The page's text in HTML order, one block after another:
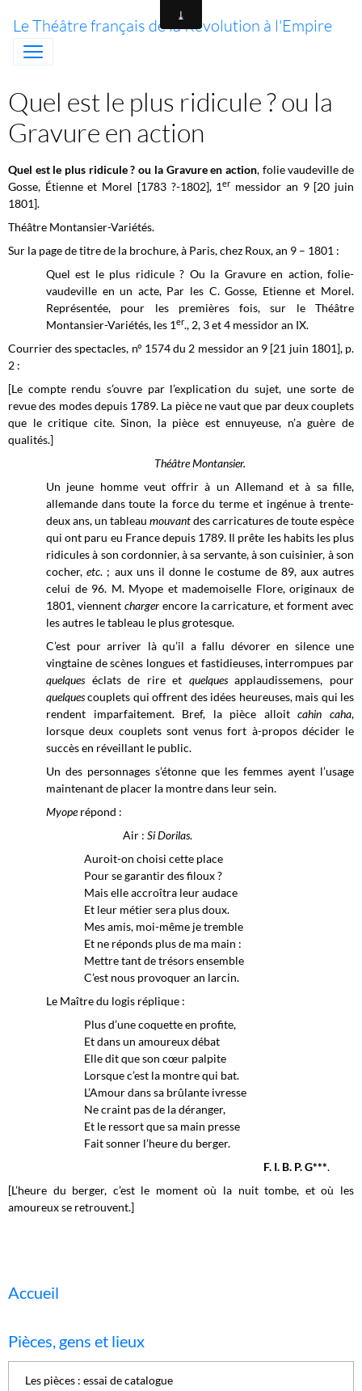
Le Théâtre français de la Révolution à l'Empire
Quel est le plus ridicule ? ou la
Gravure en action
Quel est le plus ridicule ? ou la Gravure en action, folie vaudeville de
Gosse, Étienne et Morel [1783 ?-1802], 1er messidor an 9 [20 juin
1801].
Théâtre Montansier-Variétés.
Sur la page de titre de la brochure, à Paris, chez Roux, an 9 – 1801 :
Quel est le plus ridicule ? Ou la Gravure en action, folie-
vaudeville en un acte, Par les C. Gosse, Etienne et Morel.
Représentée, pour les premières fois, sur le Théâtre
Montansier-Variétés, les 1er., 2, 3 et 4 messidor an IX.
Courrier des spectacles, n° 1574 du 2 messidor an 9 [21 juin 1801], p.
2 :
[Le compte rendu s’ouvre par l’explication du sujet, une sorte de
revue des modes depuis 1789. La pièce ne vaut que par deux couplets
que le critique cite. Sinon, la pièce est ennuyeuse, n’a guère de
qualités.]
Théâtre Montansier.
Un jeune homme veut offrir à un Allemand et à sa fille,
allemande dans toute la force du terme et ingénue à trente-
deux ans, un tableau mouvantdes carricatures de toute espèce
qui ont paru eu France depuis 1789. Il prête les habits les plus
ridicules à son cordonnier, à sa servante, à son cuisinier, à son
cocher,etc. ; aux uns il donne le costume de 89, aux autres
celui de 96. M. Myope et mademoiselle Flore, originaux de
1801, viennent chargerencore la carricature, et forment avec
les autres le tableau le plus grotesque.
C’est pour arriver là qu’il a fallu dévorer en silence une
vingtaine de scènes longues et fastidieuses, interrompues par
quelqueséclats de rire et quelquesapplaudissemens, pour
quelquescouplets qui offrent des idées heureuses, mais qui les
rendent imparfaitement. Bref, la pièce alloitcahin caha,
lorsque deux couplets sont venus fort à-propos décider le
succès en réveillant le public.
Un des personnages s’étonne que les femmes ayent l’usage
maintenant de placer la montre dans leur sein.
Myoperépond :
Air : Si Dorilas.
Auroit-on choisi cette place
Pour se garantir des filoux ?
Mais elle accroîtra leur audace
Et leur métier sera plus doux.
Mes amis, moi-même je tremble
Et ne réponds plus de ma main :
Mettre tant de trésors ensemble
C’est nous provoquer an larcin.
Le Maître du logis réplique :
Plus d’une coquette en profite,
Et dans un amoureux débat
Elle dit que son cœur palpite
Lorsque c’est la montre qui bat.
L’Amour dans sa brûlante ivresse
Ne craint pas de la déranger,
Et le ressort que sa main presse
Fait sonner l’heure du berger.
F. I. B. P. G***.
[L’heure du berger, c’est le moment où la nuit tombe, et où les
amoureux se retrouvent.]
Accueil
Pièces, gens et lieux
Les pièces : essai de catalogue